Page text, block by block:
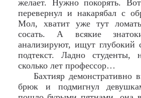
желает. Нужно покорять.
перевернул и накарябал с
Мол, хватит уже тут
сосать. А всякие
анализируют, ищут
подтекст. Ладно
сколько лет профессор…
Бахтияр демонстративно
брюк и подмигнул